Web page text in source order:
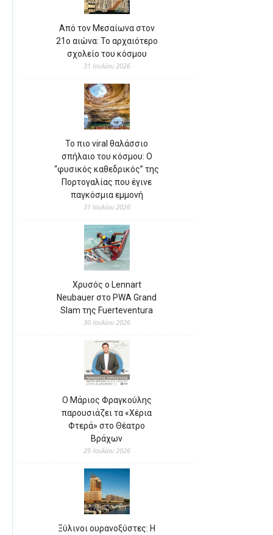
Από τον Μεσαίωνα στον
21ο αιώνα: Το αρχαιότερο
σχολείο του κόσμου
31 Ιουλίου 2026
Το πιο viral θαλάσσιο
σπήλαιο του κόσμου: Ο
“φυσικός καθεδρικός” της
Πορτογαλίας που έγινε
παγκόσμια εμμονή
31 Ιουλίου 2026
Χρυσός ο Lennart
Neubauer στο PWA Grand
Slam της Fuerteventura
30 Ιουλίου 2026
Ο Μάριος Φραγκούλης
παρουσιάζει τα «Χέρια
Φτερά» στο Θέατρο
Βράχων
29 Ιουλίου 2026
Ξύλινοι ουρανοξύστες: Η